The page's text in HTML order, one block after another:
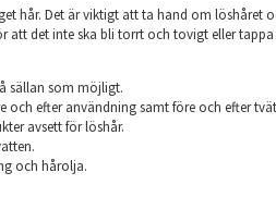
hår. Det är viktigt att ta hand om löshåret
att det inte ska bli torrt och tovigt eller tappa
sällan som möjligt.
och efter användning samt före och efter
avsett för löshår.
och hårolja.